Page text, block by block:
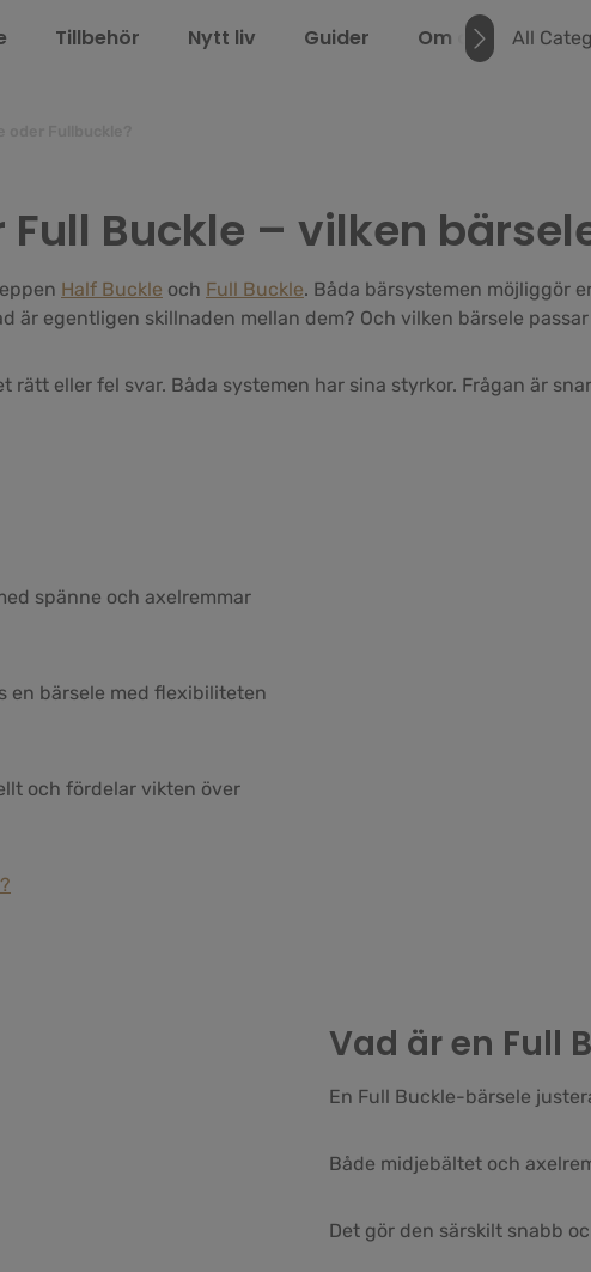
Tillbehör Nytt liv Guider Om oss All
Full Buckle – vilken
Half Buckle och Full Buckle. Båda bärsystemen möjliggör
är egentligen skillnaden mellan dem? Och vilken bärsele
eller fel svar. Båda systemen har sina styrkor. Frågan är
spänne och axelremmar
en bärsele med flexibiliteten
och fördelar vikten över
Vad är en Full
En Full Buckle-bärsele
Både midjebältet och
Det gör den särskilt snabb